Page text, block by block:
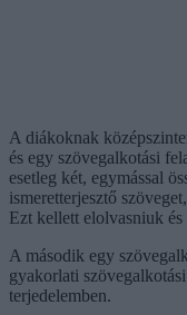
A diákoknak
és egy szövegalkotási
esetleg két, egymással
ismeretterjesztő
Ezt kellett elolvasniuk
A második egy
gyakorlati
terjedelemben.